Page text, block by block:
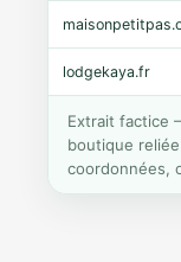
lodgekaya.fr
Extrait factice
boutique
coordonnées,